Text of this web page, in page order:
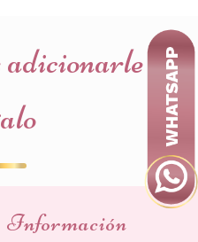
adicionarle a tu
Información